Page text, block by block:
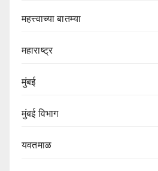
महत्त्वाच्या बातम्या
महाराष्ट्र
मुंबई
मुंबई विभाग‌
यवतमाळ